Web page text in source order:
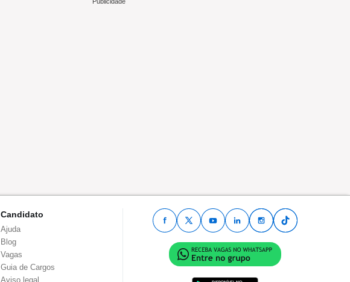
Candidato
Ajuda
Blog
Vagas
Guia de Cargos
Aviso legal